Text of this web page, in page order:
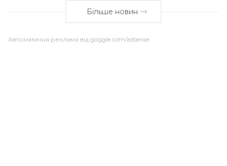
Більше новин
Автоматична реклама від goggle.com/adsense: